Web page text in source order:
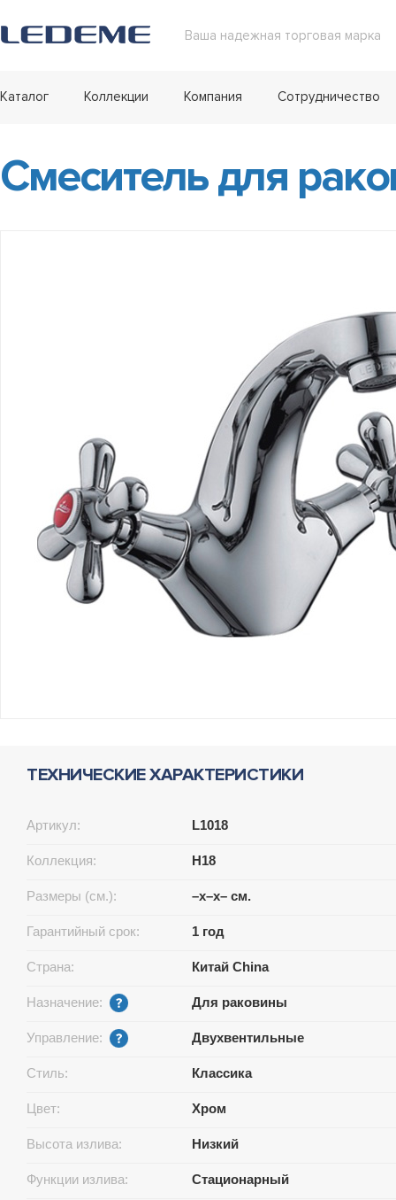
Ваша надежная торговая марка
Каталог Коллекции Компания Сотрудничество
Смеситель для
ТЕХНИЧЕСКИЕ ХАРАКТЕРИСТИКИ
Артикул: L1018
Коллекция: H18
Размеры (см.): –x–x– см.
Гарантийный срок: 1 год
Страна: Китай China
Назначение: Для раковины
Управление: Двухвентильные
Стиль: Классика
Цвет: Хром
Высота излива: Низкий
Функции излива: Стационарный